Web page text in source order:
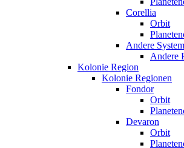
Corellia
Orbit
Andere
Andere
Kolonie Region
Kolonie Regionen
Fondor
Orbit
Devaron
Orbit